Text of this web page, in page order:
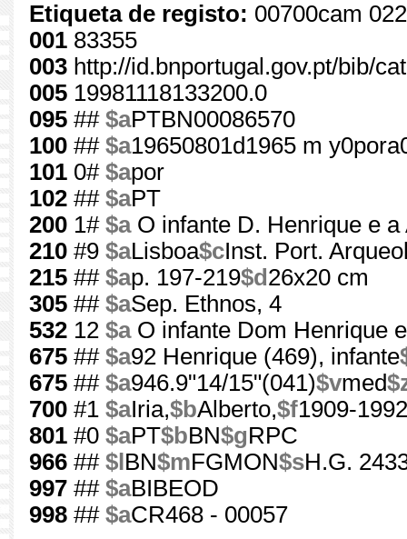
Etiqueta de registo: 00700cam
001 83355
003 http://id.bnportugal.gov.pt/bib/
005 19981118133200.0
095 ## $aPTBN00086570
100 ## $a19650801d1965 m
101 0# $apor
102 ## $aPT
200 1# $aO infante D. Henrique e a
210 #9 $aLisboa$cInst. Port.
215 ## $ap. 197-219$d 26x20 cm
305 ## $aSep. Ethnos, 4
532 12 $aO infante Dom Henrique
675 ## $a92 Henrique (469), infante
675 ## $a946.9"14/15"(041)$vmed
700 #1 $aIria,$bAlberto,$f1909-1992
801 #0 $aPT$bBN$gRPC
966 ## $l BN$mFGMON$sH.G.
997 ## $aBIBEOD
998 ## $aCR468 - 00057